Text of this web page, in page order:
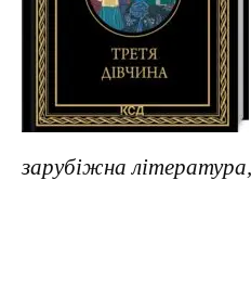
зарубіжна